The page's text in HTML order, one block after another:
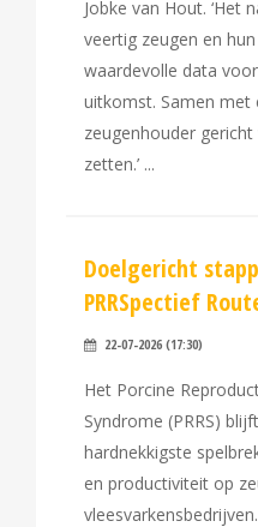
Jobke van Hout. ‘Het
veertig zeugen en
waardevolle data
uitkomst. Samen met
zeugenhouder
zetten.’
Doelgericht
PRRSpectief
22-07-2026 (17:30)
Het Porcine
Syndrome (PRRS)
hardnekkigste
en productiviteit op